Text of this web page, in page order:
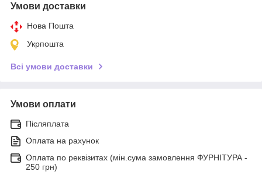
Умови доставки
Нова Пошта
Укрпошта
Всі умови доставки
Умови оплати
Післяплата
Оплата на рахунок
Оплата по реквізитах (мін.сума замовлення ФУРНІТУРА -
250 грн)